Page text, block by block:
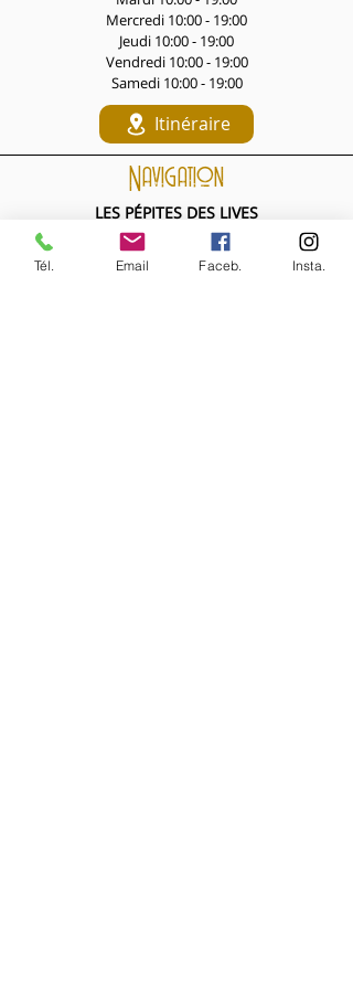
Mercredi 10:00 - 19:00
Jeudi 10:00 - 19:00
Vendredi 10:00 - 19:00
Samedi 10:00 - 19:00
Itinéraire
Navigation
LES PÉPITES DES LIVES
Nouveautés de la semaine
Les Archives de la Comtesse
Tél. Email Faceb. Insta.